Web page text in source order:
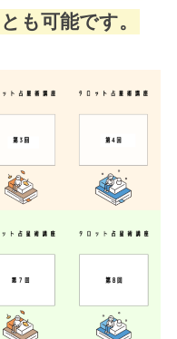
も可能です。